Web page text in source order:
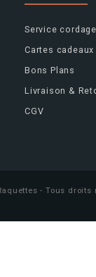
Service cordage
Cartes cadeaux
Bons Plans
Livraison &
CGV
- Tous droits